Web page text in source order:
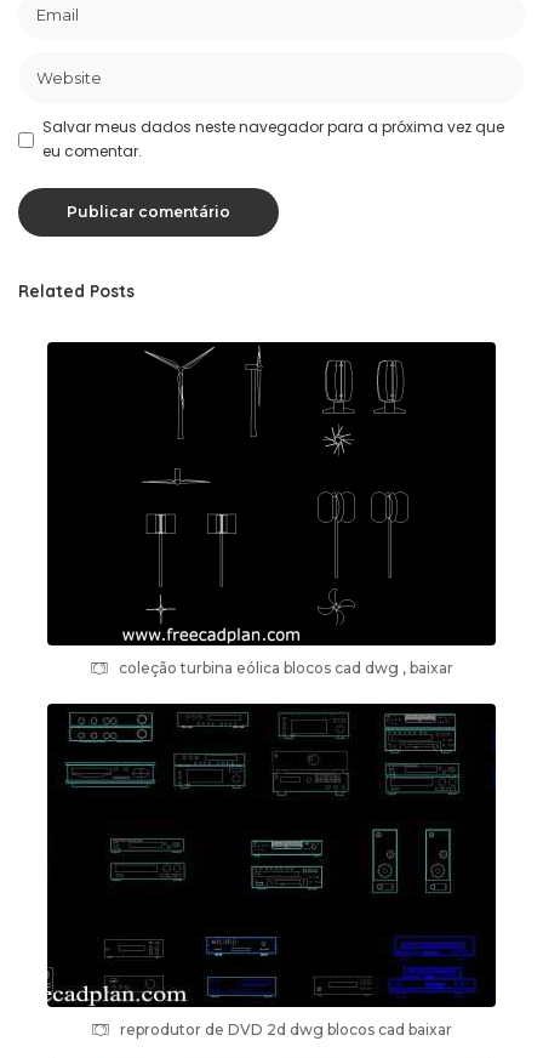
Salvar meus dados neste navegador para a próxima vez que
eu comentar.
Related Posts
coleção turbina eólica blocos cad dwg , baixar
reprodutor de DVD 2d dwg blocos cad baixar